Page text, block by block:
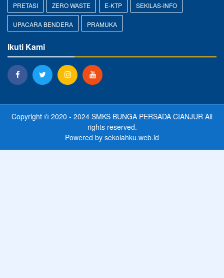
PRETASI ZERO WASTE E-KTP SEKILAS-INFO
UPACARA BENDERA PRAMUKA
Ikuti Kami
Copyright © 2020 - 2024 SMKS BUNGA PERSADA CIANJUR All
rights reserved.
Powered by sekolahku.web.id